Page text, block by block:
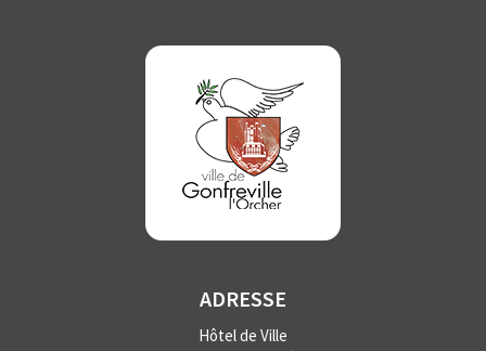
ADRESSE
Hôtel de Ville